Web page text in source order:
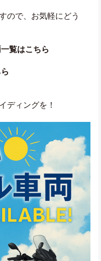
ので、お気軽にどう
覧はこちら
ディングを！